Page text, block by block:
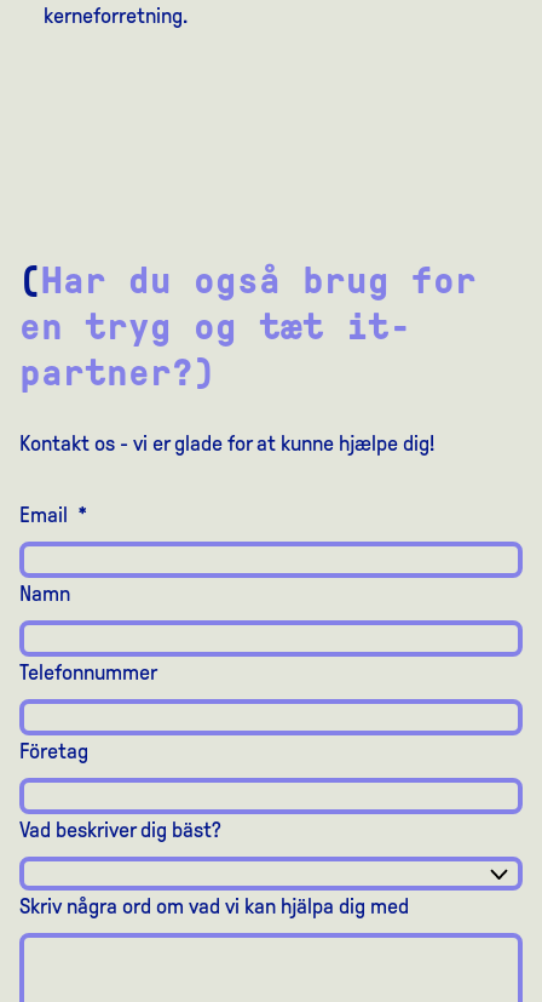
kerneforretning.
(Har du også brug for
en tryg og tæt it-
partner?)
Kontakt os - vi er glade for at kunne hjælpe dig!
Email *
Namn
Telefonnummer
Företag
Vad beskriver dig bäst?
Skriv några ord om vad vi kan hjälpa dig med